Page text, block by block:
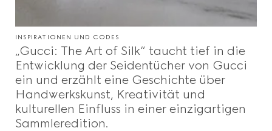
INSPIRATIONEN UND CODES
„Gucci: The Art of Silk“ taucht tief in die
Entwicklung der Seidentücher von Gucci
ein und erzählt eine Geschichte über
Handwerkskunst, Kreativität und
kulturellen Einfluss in einer einzigartigen
Sammleredition.